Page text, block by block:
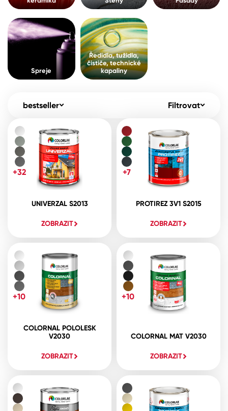
Pro akcionáře O společnosti
Kontakty
+420 800 145 555
Česko
Slovensko Polsko
Spreje
Ředidla, tužidla, čističe, technické
kapaliny
Spreje
Ředidla, tužidla,
čističe, technické
kapaliny
bestseller Filtrovat
UNIVERZAL S2013
ZOBRAZIT
+32
PROTIREZ 3V1 S2015
ZOBRAZIT
+7
COLORNAL POLOLESK
V2030
ZOBRAZIT
+10
COLORNAL MAT V2030
ZOBRAZIT
+10